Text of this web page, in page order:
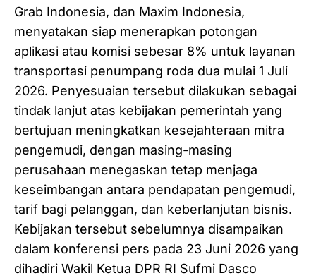
Grab Indonesia, dan Maxim Indonesia,
menyatakan siap menerapkan potongan
aplikasi atau komisi sebesar 8% untuk layanan
transportasi penumpang roda dua mulai 1 Juli
2026. Penyesuaian tersebut dilakukan sebagai
tindak lanjut atas kebijakan pemerintah yang
bertujuan meningkatkan kesejahteraan mitra
pengemudi, dengan masing-masing
perusahaan menegaskan tetap menjaga
keseimbangan antara pendapatan pengemudi,
tarif bagi pelanggan, dan keberlanjutan bisnis.
Kebijakan tersebut sebelumnya disampaikan
dalam konferensi pers pada 23 Juni 2026 yang
dihadiri Wakil Ketua DPR RI Sufmi Dasco